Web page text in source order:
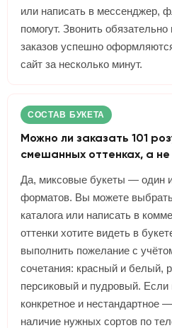
или написать в мессенджер,
помогут. Звонить
заказов успешно
сайт за несколько минут.
СОСТАВ БУКЕТА
Можно ли заказать 101
смешанных оттенках, а
Да, миксовые букеты — один
форматов. Вы можете выбрать
каталога или написать в
оттенки хотите видеть в
выполнить пожелание с
сочетания: красный и белый,
персиковый и пудровый. Если
конкретное и нестандартное
наличие нужных сортов по